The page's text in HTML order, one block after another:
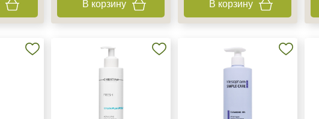
В корзину В корзину